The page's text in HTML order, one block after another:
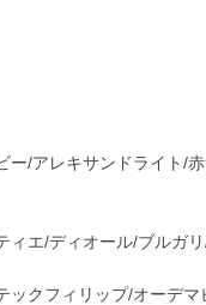
ー/アレキサンドライト/
ィエ/ディオール/ブルガ
クフィリップ/オーデマ